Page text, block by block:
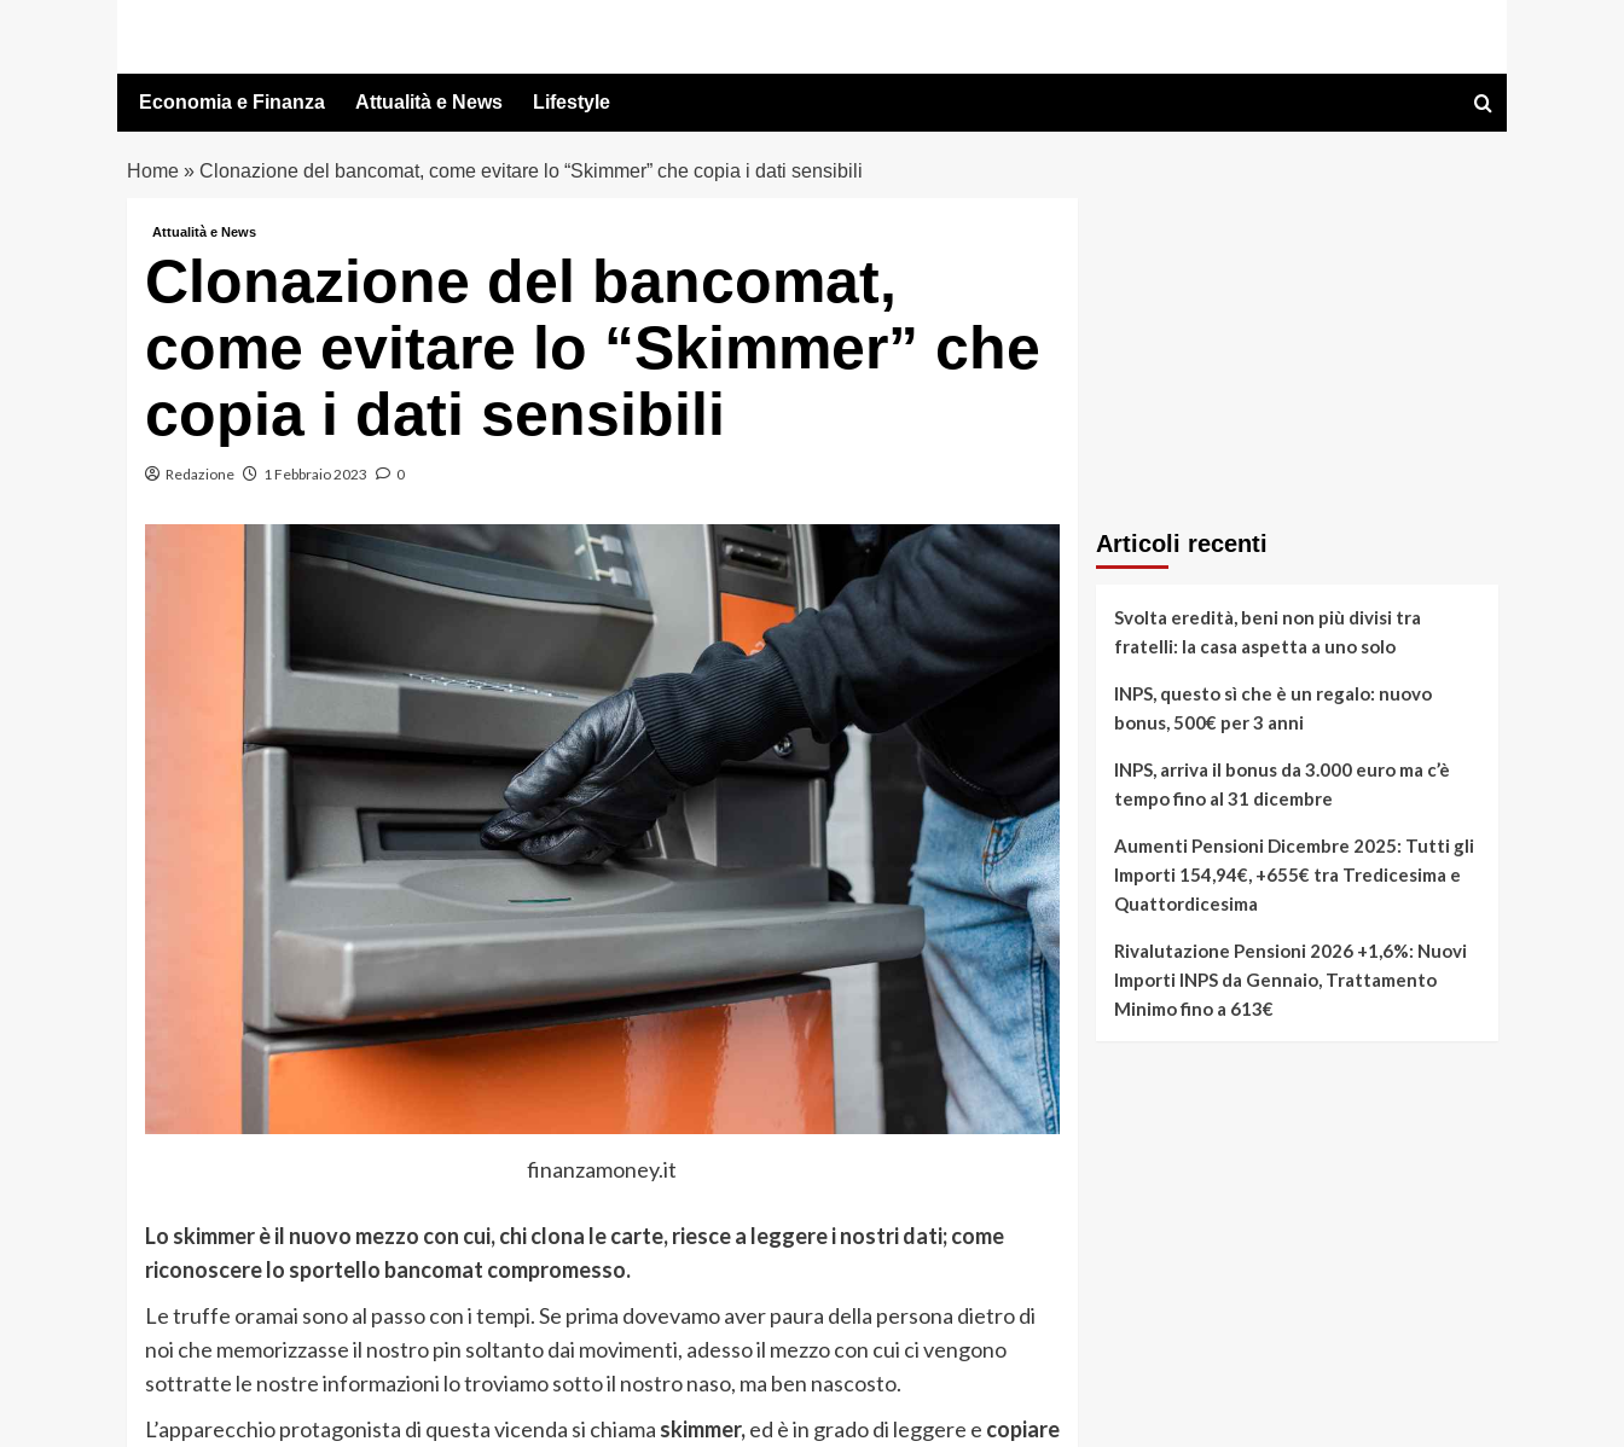
contenuto
Economia e Finanza Attualità e News Lifestyle
Home» Clonazione del bancomat, come evitare lo “Skimmer” che copia i dati sensibili
Attualità e News
Clonazione del bancomat,
come evitare lo “Skimmer” che
copia i dati sensibili
Redazione 1 Febbraio 2023 0
finanzamoney.it
Lo skimmer è il nuovo mezzo con cui, chi clona le carte, riesce a leggere i nostri dati; come
riconoscere lo sportello bancomat compromesso.
Le truffe oramai sono al passo con i tempi. Se prima dovevamo aver paura della persona dietro di
noi che memorizzasse il nostro pin soltanto dai movimenti, adesso il mezzo con cui ci vengono
sottratte le nostre informazioni lo troviamo sotto il nostro naso, ma ben nascosto.
L’apparecchio protagonista di questa vicenda si chiama skimmer,ed è in grado di leggere e copiare
Articoli recenti
Svolta eredità, beni non più divisi tra
fratelli: la casa aspetta a uno solo
INPS, questo sì che è un regalo: nuovo
bonus, 500€ per 3 anni
INPS, arriva il bonus da 3.000 euro ma c’è
tempo fino al 31 dicembre
Aumenti Pensioni Dicembre 2025: Tutti gli
Importi 154,94€, +655€ tra Tredicesima e
Quattordicesima
Rivalutazione Pensioni 2026 +1,6%: Nuovi
Importi INPS da Gennaio, Trattamento
Minimo fino a 613€